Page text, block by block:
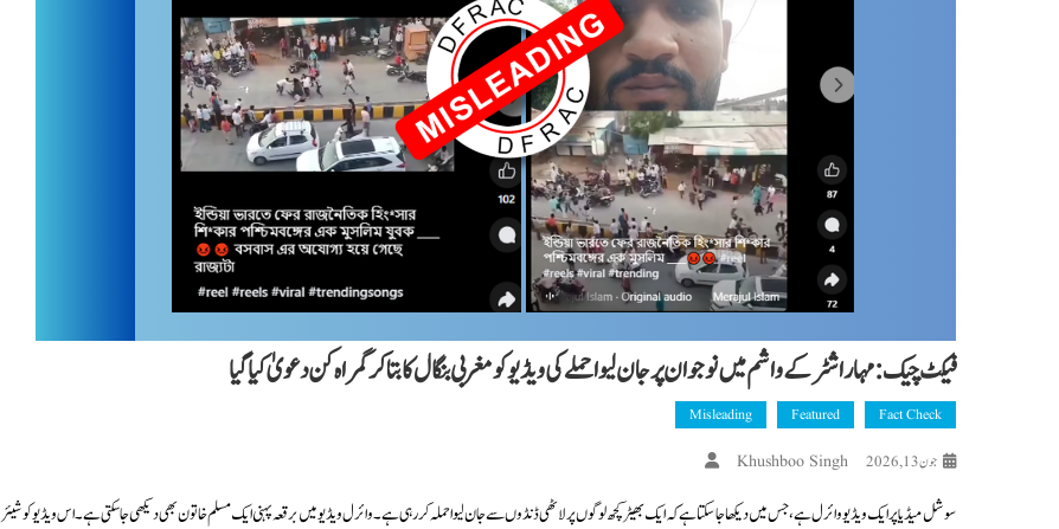
فیکٹ چیک: مہاراشٹر کے واشم میں نوجوان پر جان لیوا حملے کی ویڈیو کو مغربی بنگال کا بتا کر گمراہ کن دعویٰ کیا گیا
Fact Check
Featured
Misleading
جون 13, 2026 Khushboo Singh
سوشل میڈیا پر ایک ویڈیو وائرل ہے، جس میں دیکھا جا سکتا ہے کہ ایک بھیڑ کچھ لوگوں پر لاٹھی ڈنڈوں سے جان لیوا حملہ کر رہی ہے۔ وائرل ویڈیو میں برقعہ پہنی ایک مسلم خاتون بھی دیکھی جا سکتی ہے۔ اس ویڈیو کو شیئر